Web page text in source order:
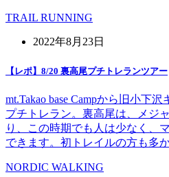
TRAIL RUNNING
2022年8月23日
【レポ】8/20 裏高尾プチトレランツアー
mt.Takao base Campから旧小下
プチトレラン。裏高尾は、メジ
り、この時期でも人は少なく、
できます。初トレイルの方も多
NORDIC WALKING